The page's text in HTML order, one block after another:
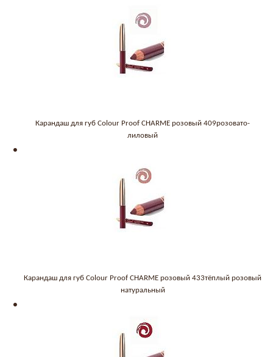
Карандаш для губ Colour Proof CHARME розовый 409розовато-
лиловый
Карандаш для губ Colour Proof CHARME розовый 433тёплый розовый
натуральный